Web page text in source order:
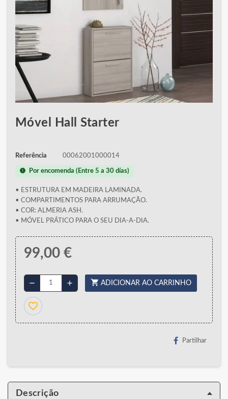
Móvel Hall Starter
Referência 00062001000014
new_releases Por encomenda (Entre 5 a 30 días)
• ESTRUTURA EM MADEIRA LAMINADA.
• COMPARTIMENTOS PARA ARRUMAÇÃO.
• COR: ALMERIA ASH.
• MÓVEL PRÁTICO PARA O SEU DIA-A-DIA.
99,00 €
remove add shopping_cart ADICIONAR AO CARRINHO
favorite_border
Partilhar
Descrição